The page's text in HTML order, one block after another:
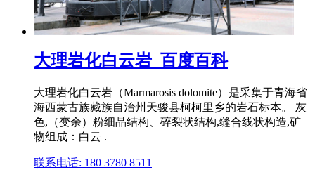
大理岩化白云岩_百度百科
大理岩化白云岩（Marmarosis dolomite）是采集于青海省
海西蒙古族藏族自治州天骏县柯柯里乡的岩石标本。 灰
色,（变余）粉细晶结构、碎裂状结构,缝合线状构造,矿
物组成：白云 .
联系电话: 180 3780 8511